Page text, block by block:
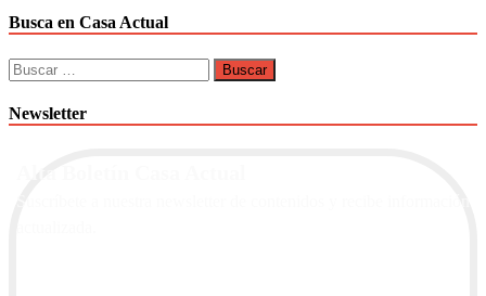
Busca en Casa Actual
Buscar:
Newsletter